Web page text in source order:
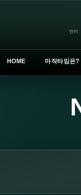
언어:
HOME 마작타임은?